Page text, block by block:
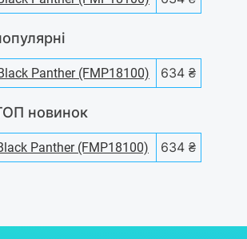
Panther (FMP18100) 634 ₴
новинок
Panther (FMP18100) 634 ₴